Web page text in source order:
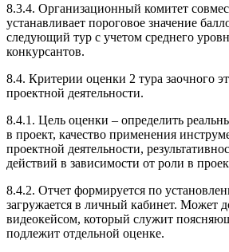
8.3.4. Организационный комитет
устанавливает пороговое значение
следующий тур с учетом среднего
конкурсантов.
8.4. Критерии оценки 2 тура заочного
проектной деятельности.
8.4.1. Цель оценки – определить
в проект, качество применения
проектной деятельности,
действий в зависимости от роли в
8.4.2. Отчет формируется по
загружается в личный кабинет. Может
видеокейсом, который служит
подлежит отдельной оценке.